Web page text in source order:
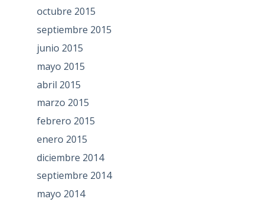
octubre 2015
septiembre 2015
junio 2015
mayo 2015
abril 2015
marzo 2015
febrero 2015
enero 2015
diciembre 2014
septiembre 2014
mayo 2014